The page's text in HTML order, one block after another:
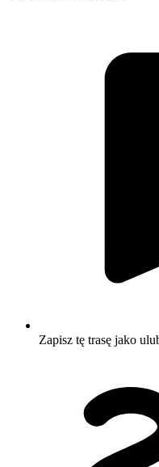
Zapisz tę trasę jako